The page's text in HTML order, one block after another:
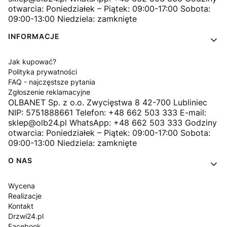
otwarcia: Poniedziałek – Piątek: 09:00-17:00 Sobota:
09:00-13:00 Niedziela: zamknięte
INFORMACJE
Jak kupować?
Polityka prywatności
FAQ - najczęstsze pytania
Zgłoszenie reklamacyjne
OLBANET Sp. z o.o. Zwycięstwa 8 42-700 Lubliniec
NIP: 5751888661 Telefon: +48 662 503 333 E-mail:
sklep@olb24.pl WhatsApp: +48 662 503 333 Godziny
otwarcia: Poniedziałek – Piątek: 09:00-17:00 Sobota:
09:00-13:00 Niedziela: zamknięte
O NAS
Wycena
Realizacje
Kontakt
Drzwi24.pl